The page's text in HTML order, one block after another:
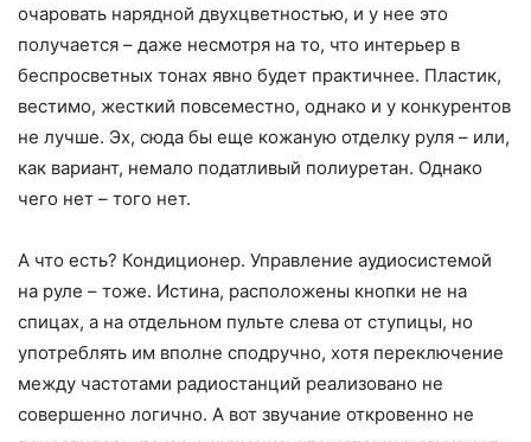
очаровать нарядной двухцветностью, и у нее это
получается – даже несмотря на то, что интерьер в
беспросветных тонах явно будет практичнее. Пластик,
вестимо, жесткий повсеместно, однако и у конкурентов
не лучше. Эх, сюда бы еще кожаную отделку руля – или,
как вариант, немало податливый полиуретан. Однако
чего нет – того нет.
А что есть? Кондиционер. Управление аудиосистемой
на руле – тоже. Истина, расположены кнопки не на
спицах, а на отдельном пульте слева от ступицы, но
употреблять им вполне сподручно, хотя переключение
между частотами радиостанций реализовано не
совершенно логично. А вот звучание откровенно не